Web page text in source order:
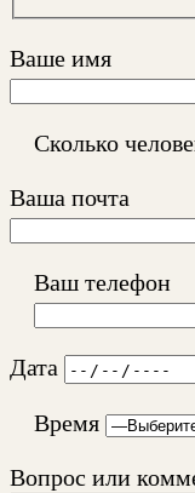
Ваше имя
Сколько
Ваша почта
Ваш телефон
Дата
Время
Вопрос или